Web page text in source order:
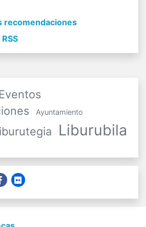
recomendaciones
Eventos
Ayuntamiento
Liburubila